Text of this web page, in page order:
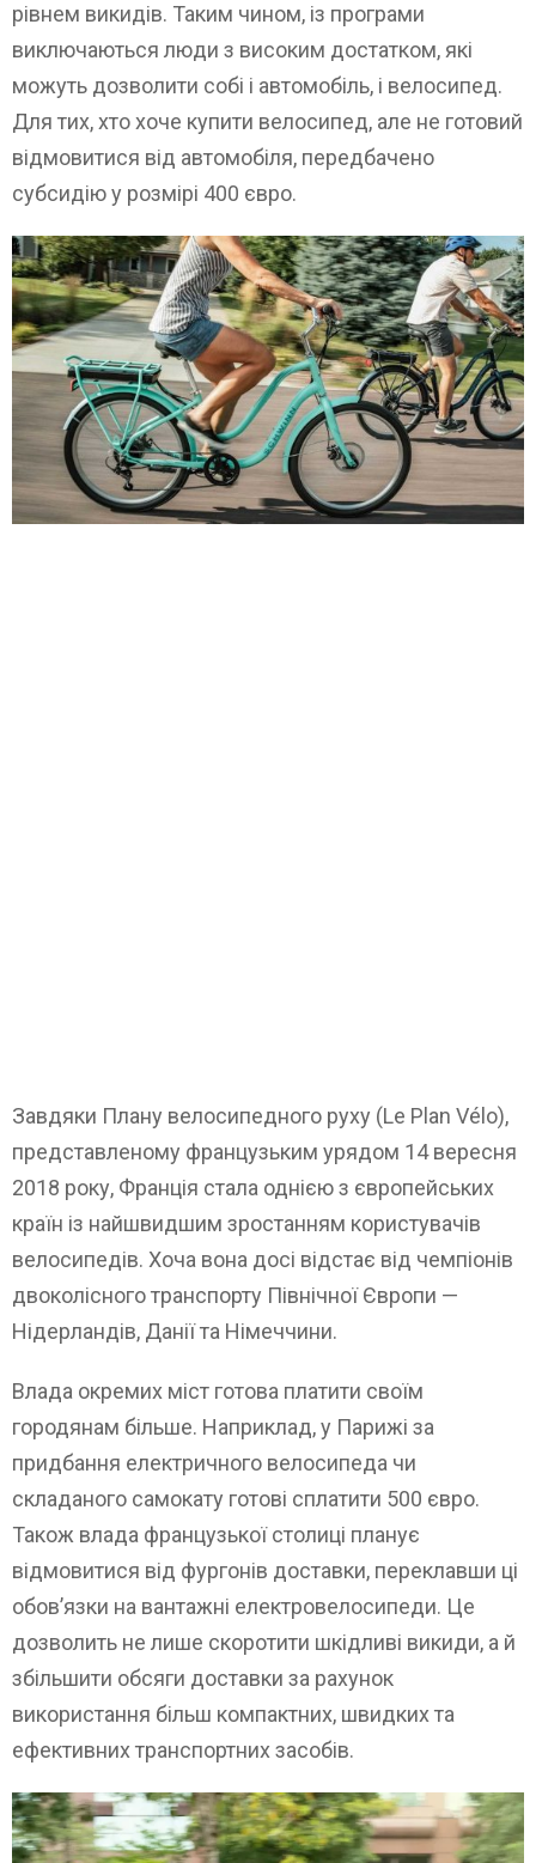
рівнем викидів. Таким чином, із програми
виключаються люди з високим достатком, які
можуть дозволити собі і автомобіль, і велосипед.
Для тих, хто хоче купити велосипед, але не готовий
відмовитися від автомобіля, передбачено
субсидію у розмірі 400 євро.
Завдяки Плану велосипедного руху (Le Plan Vélo),
представленому французьким урядом 14 вересня
2018 року, Франція стала однією з європейських
країн із найшвидшим зростанням користувачів
велосипедів. Хоча вона досі відстає від чемпіонів
двоколісного транспорту Північної Європи —
Нідерландів, Данії та Німеччини.
Влада окремих міст готова платити своїм
городянам більше. Наприклад, у Парижі за
придбання електричного велосипеда чи
складаного самокату готові сплатити 500 євро.
Також влада французької столиці планує
відмовитися від фургонів доставки, переклавши ці
обов’язки на вантажні електровелосипеди. Це
дозволить не лише скоротити шкідливі викиди, а й
збільшити обсяги доставки за рахунок
використання більш компактних, швидких та
ефективних транспортних засобів.